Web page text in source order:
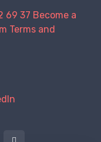
69 37 Become a
Terms and